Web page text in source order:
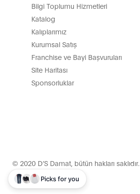
Bilgi Toplumu Hizmetleri
Katalog
Kalıplarımız
Kurumsal Satış
Franchise ve Bayi Başvuruları
Site Haritası
Sponsorluklar
© 2020 D’S Damat, bütün hakları saklıdır.